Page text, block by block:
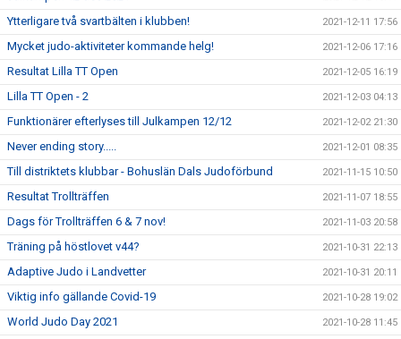
Ytterligare två svartbälten i klubben! 2021-12-11 17:56
Mycket judo-aktiviteter kommande helg! 2021-12-06 17:16
Resultat Lilla TT Open 2021-12-05 16:19
Lilla TT Open - 2 2021-12-03 04:13
Funktionärer efterlyses till Julkampen 12/12 2021-12-02 21:30
Never ending story..... 2021-12-01 08:35
Till distriktets klubbar - Bohuslän Dals Judoförbund 2021-11-15 10:50
Resultat Trollträffen 2021-11-07 18:55
Dags för Trollträffen 6 & 7 nov! 2021-11-03 20:58
Träning på höstlovet v44? 2021-10-31 22:13
Adaptive Judo i Landvetter 2021-10-31 20:11
Viktig info gällande Covid-19 2021-10-28 19:02
World Judo Day 2021 2021-10-28 11:45